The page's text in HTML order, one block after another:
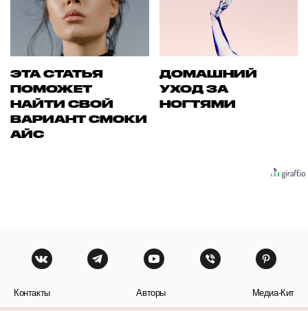
ЭТА СТАТЬЯ
ПОМОЖЕТ
НАЙТИ СВОЙ
ВАРИАНТ СМОКИ
АЙС
ДОМАШНИЙ
УХОД ЗА
НОГТЯМИ
Контакты Авторы Медиа-Кит